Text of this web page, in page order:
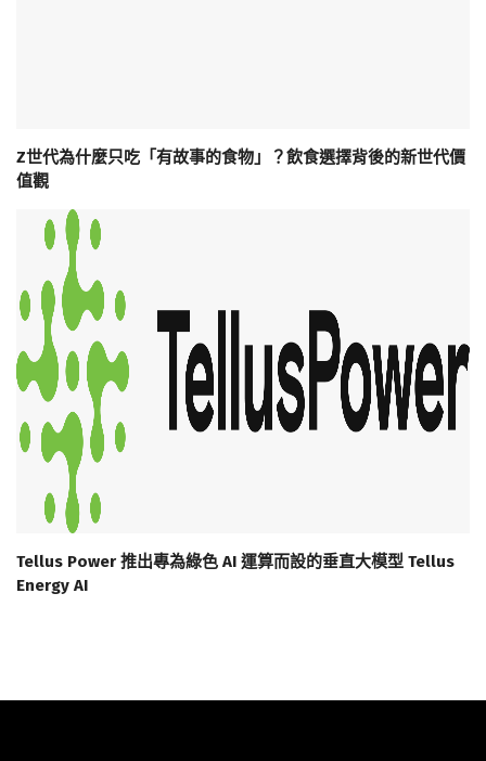
Z世代為什麼只吃「有故事的食物」？飲食選擇背後的新世代價
值觀
Tellus Power 推出專為綠色 AI 運算而設的垂直大模型 Tellus
Energy AI